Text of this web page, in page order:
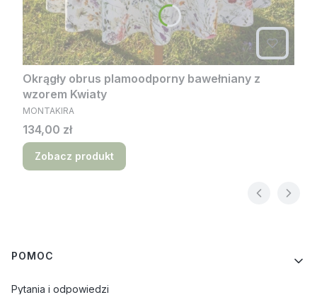
Okrągły obrus plamoodporny bawełniany z
wzorem Kwiaty
PRODUCENT
MONTAKIRA
Cena
134,00 zł
Zobacz produkt
Linki w stopce
POMOC
Pytania i odpowiedzi